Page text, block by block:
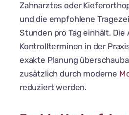
Zahnarztes oder
und die empfohlene
Stunden pro Tag einhält. Die
Kontrollterminen in der
exakte Planung
zusätzlich durch moderne
reduziert werden.